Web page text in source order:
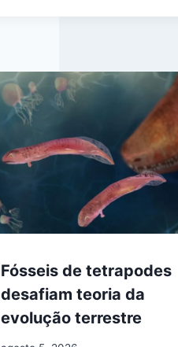
Fósseis de tetrapodes
desafiam teoria da
evolução terrestre